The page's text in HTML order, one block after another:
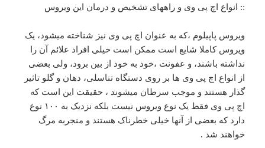
:: انواع اچ پی وی و راههای تشخیص و درمان این ویروس
ویروس پاپیلوم ،که به عنوان اچ پی وی نیز شناخته میشود، یک
ویروس کاملا شایع است ممکن است خیلی افراد علائم آن را
نداشته باشند، و عفونت ،خود به خود از بین برود، ولی بعضی
از انواع اچ پی وی ها بر روی دستگاه تناسلی، دهان و گلو تاثیر
گذار هستند و موجب سرطان میشوند ، حقیقت این است که
اچ پی وی فقط یک نوع ویروس نیست بلکه نزدیک به ۱۰۰ نوع
دارد که بعضی از آنها خیلی خطرناک هستند و منجربه مرگ
خواهند شد .